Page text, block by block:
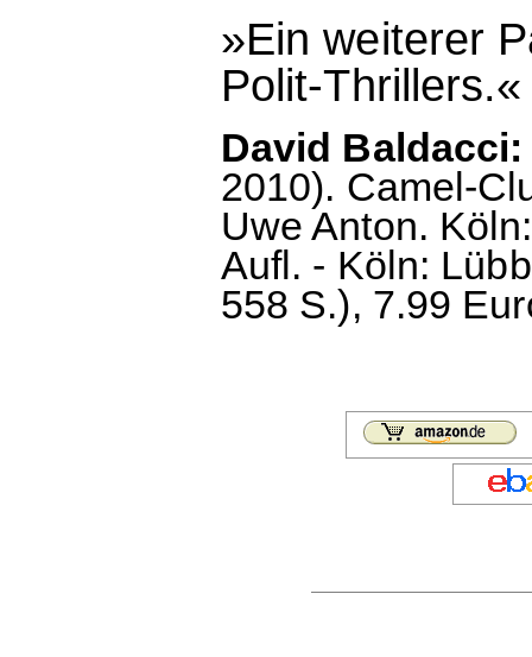
»Ein weiterer
Polit-
David
2010). Camel-
Uwe Anton.
Aufl. - Köln:
558 S.), 7.99